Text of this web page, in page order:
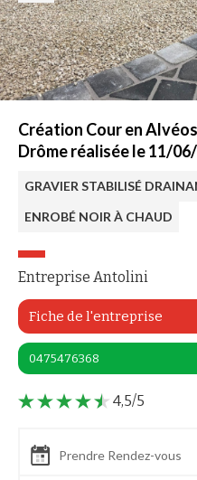
Création Cour en
Drôme réalisée le 11/
GRAVIER STABILISÉ
ENROBÉ NOIR À CHAUD
Entreprise Antolini
Fiche de l'entreprise
0475476368
4,5/5
Prendre Rendez-vous